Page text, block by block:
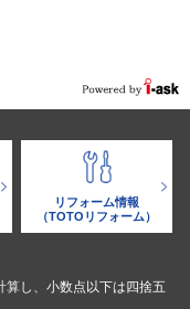
リフォーム情報
（TOTOリフォーム）
し、小数点以下は四捨五